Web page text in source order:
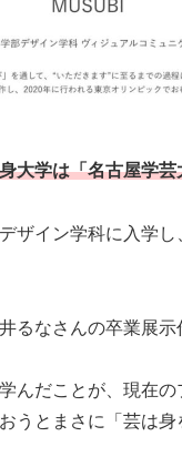
大学は「名古屋学芸
ザイン学科に入学
るなさんの卒業展示
んだことが、現在の
うとまさに「芸は